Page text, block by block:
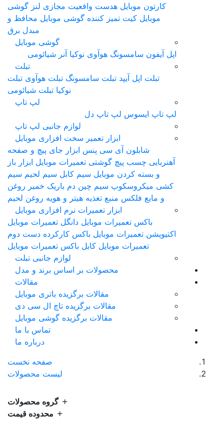
کارتون موبایل هدست واقعیت مجازی لنز گوشی
موبایل کیت تمیز کننده گوشی موبایل محافظ و
مبدل برق
گوشی موبایل
اپل آیفون سامسونگ هوآوی نوکیا آنر شیائومی
تبلت
تبلت اپل آیپد تبلت سامسونگ تبلت هوآوی تبلت
نوکیا تبلت شیائومی
لپ تاپ
لپ‌ تاپ ایسوس لپ تاپ دل
لوازم جانبی لپ تاپ
ابزار تعمیر سخت افزاری موبایل
شابلون آی سی پنس ابزار جای پیچ و صفحه
آهنربایی چسب پیچ گوشتی تعمیرات موبایل ابزار باز
و بسته کردن موبایل سیم کابل سیم لحیم سیم
کشی ميکروسکوپ سیم چین دم باریک خمیر روغن
و مایع فلکس منبع تغذیه هیتر و هویه روغن لحیم
ابزار تعمیرات نرم افزاری موبایل
باکس تعمیرات موبایل دانگل تعمیرات موبایل
اکتیویشن تعمیرات موبایل باکس کارکرده دست دوم
تعمیرات موبایل کابل باکس تعمیرات موبایل
لوازم جانبی تبلت
محصولات بر اساس برند و مدل
مقالات
مقالات برگزیده باتری موبایل
مقالات برگزیده تاچ ال سی دی
مقالات برگزیده گوشی موبایل
تماس با ما
درباره ما
صفحه نخست
لیست محصولات
گروه محصولات
محدوده قیمت